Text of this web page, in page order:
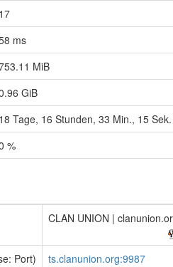
17
ms
MiB
GiB
18 Tage, 16 Stunden, 33 Min., 16 Sek.
%
CLAN UNION |
Port)
ts.clanunion.org:9987